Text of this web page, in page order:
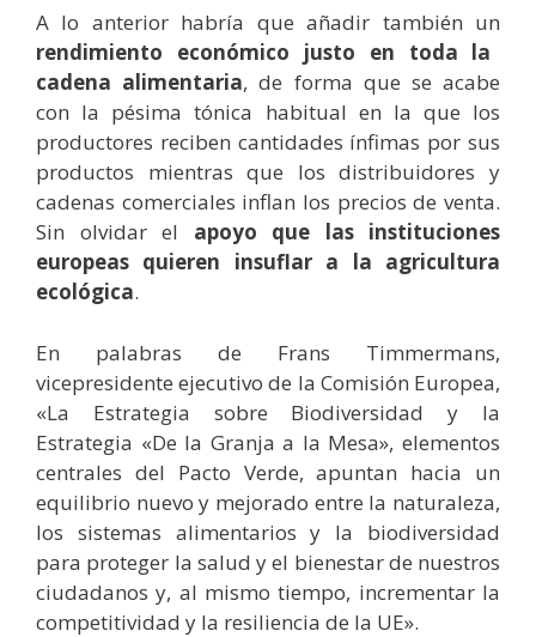
A lo anterior habría que añadir también un
rendimiento económico justo en toda la
cadena alimentaria, de forma que se acabe
con la pésima tónica habitual en la que los
productores reciben cantidades ínfimas por sus
productos mientras que los distribuidores y
cadenas comerciales inflan los precios de venta.
Sin olvidar el apoyo que las instituciones
europeas quieren insuflar a la agricultura
ecológica.
En palabras de Frans Timmermans,
vicepresidente ejecutivo de la Comisión Europea,
«La Estrategia sobre Biodiversidad y la
Estrategia «De la Granja a la Mesa», elementos
centrales del Pacto Verde, apuntan hacia un
equilibrio nuevo y mejorado entre la naturaleza,
los sistemas alimentarios y la biodiversidad
para proteger la salud y el bienestar de nuestros
ciudadanos y, al mismo tiempo, incrementar la
competitividad y la resiliencia de la UE».